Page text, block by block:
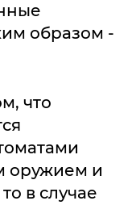
образом -
что
оружием и
в случае